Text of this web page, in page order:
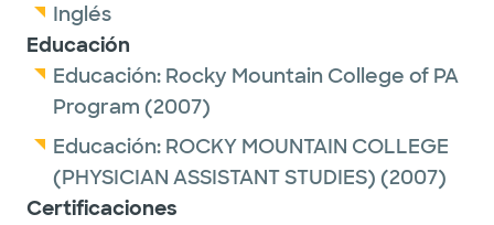
Inglés
Educación
Educación: Rocky Mountain College of PA
Program (2007)
Educación: ROCKY MOUNTAIN COLLEGE
(PHYSICIAN ASSISTANT STUDIES) (2007)
Certificaciones